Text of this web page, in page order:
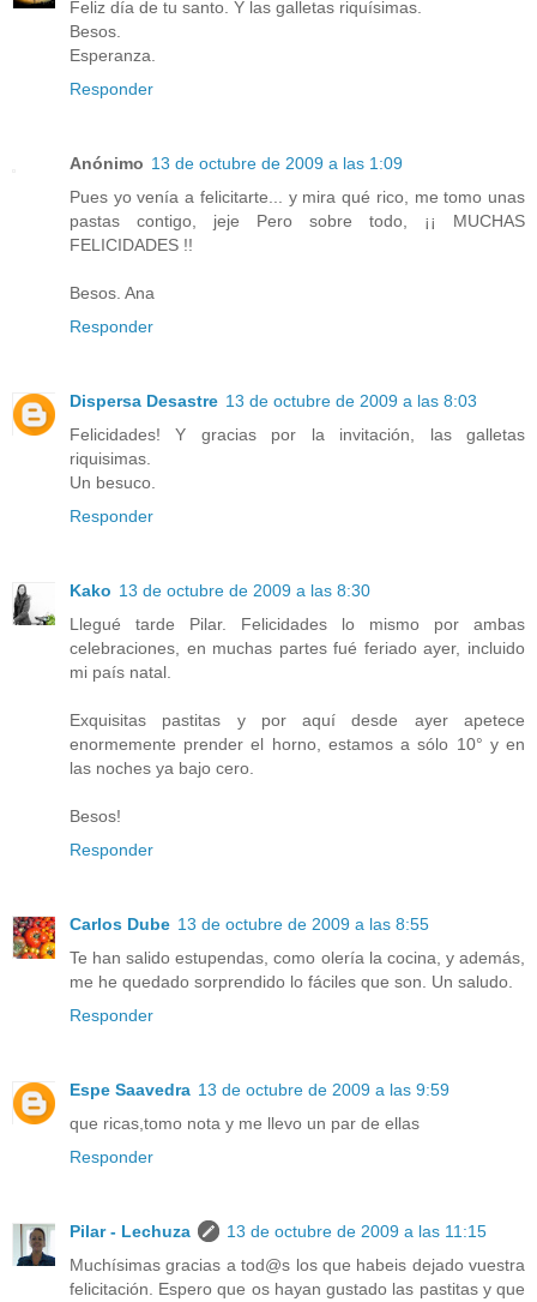
Feliz día de tu santo. Y las galletas riquísimas.
Besos.
Esperanza.
Responder
Anónimo 13 de octubre de 2009 a las 1:09
Pues yo venía a felicitarte... y mira qué rico, me tomo unas
pastas contigo, jeje Pero sobre todo, ¡¡ MUCHAS
FELICIDADES !!
Besos. Ana
Responder
Dispersa Desastre 13 de octubre de 2009 a las 8:03
Felicidades! Y gracias por la invitación, las galletas
riquisimas.
Un besuco.
Responder
Kako 13 de octubre de 2009 a las 8:30
Llegué tarde Pilar. Felicidades lo mismo por ambas
celebraciones, en muchas partes fué feriado ayer, incluido
mi país natal.
Exquisitas pastitas y por aquí desde ayer apetece
enormemente prender el horno, estamos a sólo 10° y en
las noches ya bajo cero.
Besos!
Responder
Carlos Dube 13 de octubre de 2009 a las 8:55
Te han salido estupendas, como olería la cocina, y además,
me he quedado sorprendido lo fáciles que son. Un saludo.
Responder
Espe Saavedra 13 de octubre de 2009 a las 9:59
que ricas,tomo nota y me llevo un par de ellas
Responder
Pilar - Lechuza
13 de octubre de 2009 a las 11:15
Muchísimas gracias a tod@s los que habeis dejado vuestra
felicitación. Espero que os hayan gustado las pastitas y que